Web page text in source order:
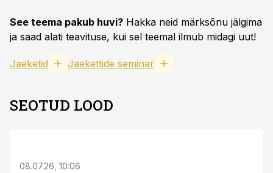
See teema pakub huvi? Hakka neid märksõnu jälgima
ja saad alati teavituse, kui sel teemal ilmub midagi uut!
Jaeketid Jaekettide seminar
SEOTUD LOOD
08.07.26, 10:06